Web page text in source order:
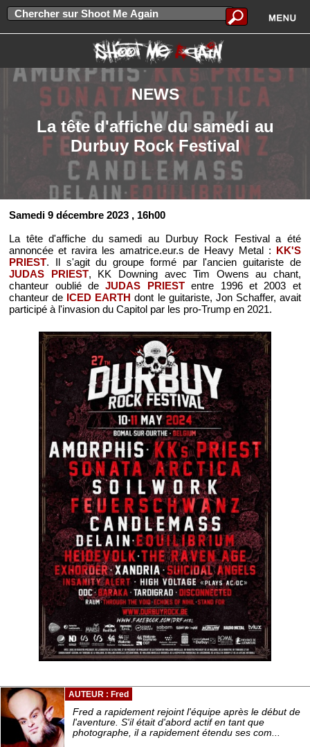
NEWS
La tête d'affiche du samedi au
Durbuy Rock Festival
Samedi 9 décembre 2023 , 16h00
La tête d'affiche du samedi au Durbuy Rock Festival a été
annoncée et ravira les amatrice.eur.s de Heavy Metal : KK'S
PRIEST. Il s'agit du groupe formé par l'ancien guitariste de
JUDAS PRIEST, KK Downing avec Tim Owens au chant,
chanteur oublié deJUDAS PRIESTentre 1996 et 2003 et
chanteur de ICED EARTH dont le guitariste, Jon Schaffer, avait
participé à l'invasion du Capitol par les pro-Trump en 2021.
AUTEUR : Fred
Fred a rapidement rejoint l'équipe après le début de
l'aventure. S'il était d'abord actif en tant que
photographe, il a rapidement étendu ses com...